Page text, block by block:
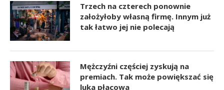
Trzech na czterech ponownie
założyłoby własną firmę. Innym już
tak łatwo jej nie polecają
Mężczyźni częściej zyskują na
premiach. Tak może powiększać się
luka płacowa